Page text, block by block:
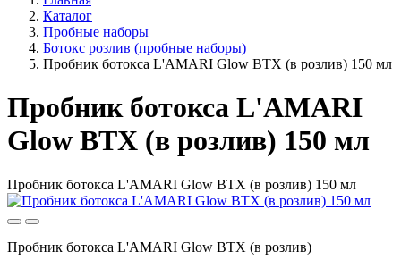
Каталог
Пробные наборы
Ботокс розлив (пробные наборы)
Пробник ботокса L'AMARI Glow BTX (в розлив) 150 мл
Пробник ботокса L'AMARI
Glow BTX (в розлив) 150 мл
Пробник ботокса L'AMARI Glow BTX (в розлив) 150 мл
Пробник ботокса L'AMARI Glow BTX (в розлив)